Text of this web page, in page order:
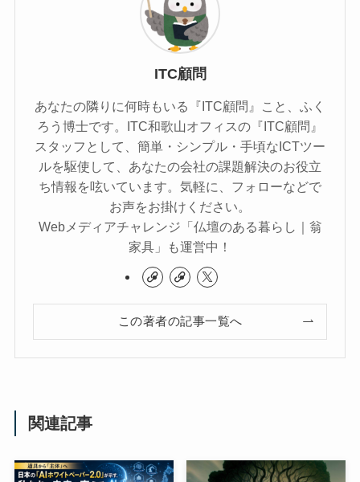
ITC顧問
あなたの隣りに何時もいる『ITC顧問』こと、ふく
ろう博士です。ITC和歌山オフィスの『ITC顧問』
スタッフとして、簡単・シンプル・手頃なICTツー
ルを駆使して、あなたの会社の課題解決のお役立
ち情報を呟いています。気軽に、フォローなどで
お声をお掛けください。
Webメディアチャレンジ「仏壇のある暮らし｜翁
家具」も運営中！
この著者の記事一覧へ
関連記事